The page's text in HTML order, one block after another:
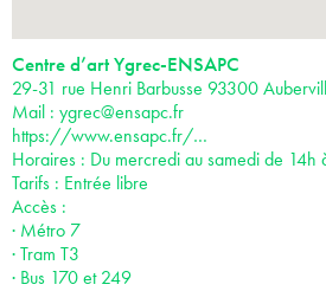
Centre d’art Ygrec-ENSAPC
29-31 rue Henri Barbusse 93300
Mail : ygrec@ensapc.fr
https://www.ensapc.fr/…
Horaires : Du mercredi au samedi de 14h
Tarifs : Entrée libre
Accès :
· Métro 7
· Tram T3
· Bus 170 et 249